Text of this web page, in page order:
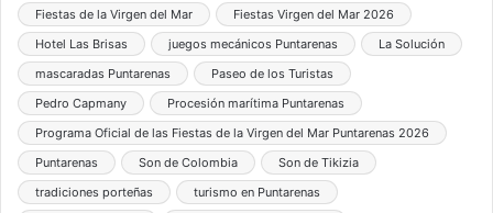
Fiestas de la Virgen del Mar
Fiestas Virgen del Mar 2026
Hotel Las Brisas
juegos mecánicos Puntarenas
La Solución
mascaradas Puntarenas
Paseo de los Turistas
Pedro Capmany
Procesión marítima Puntarenas
Programa Oficial de las Fiestas de la Virgen del Mar Puntarenas 2026
Puntarenas
Son de Colombia
Son de Tikizia
tradiciones porteñas
turismo en Puntarenas